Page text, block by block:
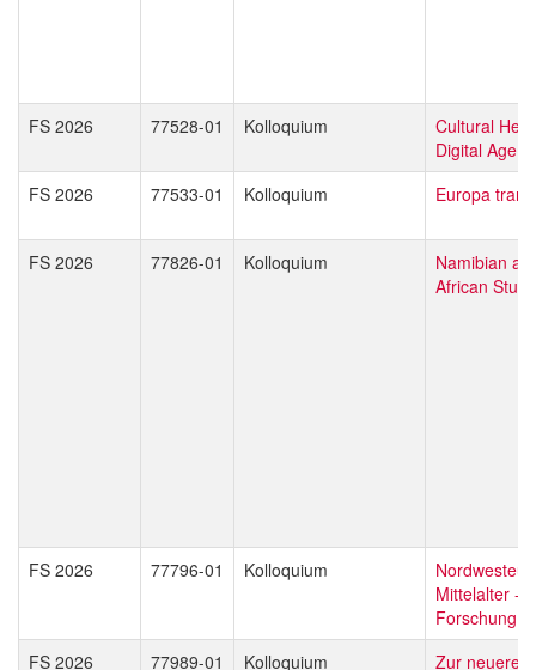
FS 2026 77528-01 Kolloquium
Cultural
Digital Age
FS 2026
77533-01 Kolloquium Europa
FS 2026 77826-01 Kolloquium
Namibian
African
FS 2026 77796-01 Kolloquium
Mittelalter -
Forschung
FS 2026
77989-01 Kolloquium Zur neueren